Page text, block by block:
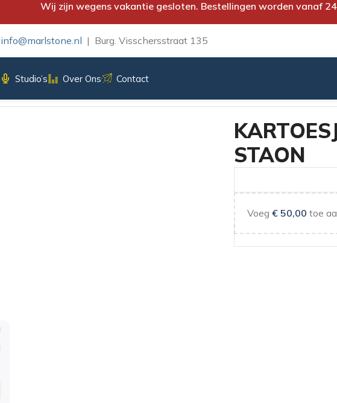
Wij zijn wegens vakantie gesloten. Bestellingen worden vanaf
info@marlstone.nl | Burg. Visschersstraat 135
Studio’s Over Ons Contact
STAON
Voeg € 50,00 toe